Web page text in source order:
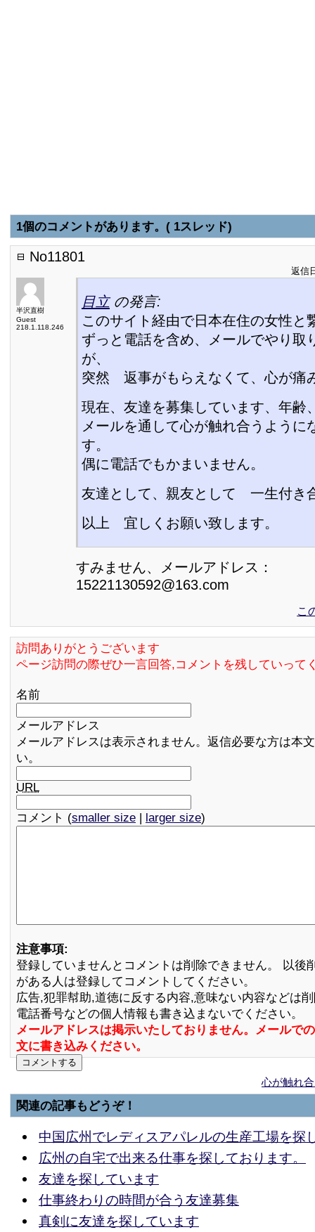
1個のコメントがあります。( 1スレッド)
No11801
返信
半沢直樹
Guest
218.1.118.246
目立の発言:
このサイト経由で日本在住の女性と
ずっと電話を含め、メールでやり取
が、
突然 返事がもらえなくて、心が痛
現在、友達を募集しています、年齢
メールを通して心が触れ合うように
す。
偶に電話でもかまいません。
友達として、親友として 一生付き
以上 宜しくお願い致します。
すみません、メールアドレス：
15221130592@163.com
こ
訪問ありがとうございます
ページ訪問の際ぜひ一言回答,コメントを残していって
名前
メールアドレス
メールアドレスは表示されません。返信必要な方は本
い。
URL
コメント (smaller size | larger size)
注意事項:
登録していませんとコメントは削除できません。 以後
がある人は登録してコメントしてください。
広告,犯罪幇助,道徳に反する内容,意味ない内容などは
電話番号などの個人情報も書き込まないでください。
メールアドレスは掲示いたしておりません。メールで
文に書き込みください。
心が触れ
関連の記事もどうぞ！
中国広州でレディスアパレルの生産工場を探
広州の自宅で出来る仕事を探しております。
友達を探しています
仕事終わりの時間が合う友達募集
真剣に友達を探しています